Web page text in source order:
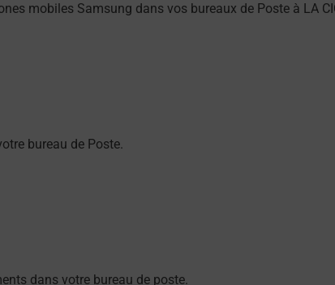
mobiles Samsung dans vos bureaux de Poste à LA
bureau de Poste.
dans votre bureau de poste.